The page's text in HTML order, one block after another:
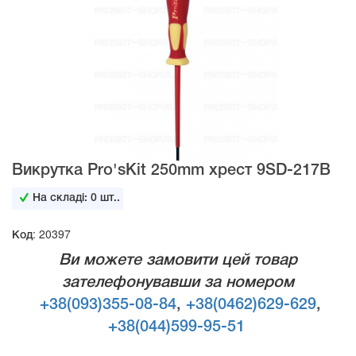
Викрутка Pro'sKit 250mm хрест 9SD-217В
На складі:0 шт..
Код: 20397
Ви можете замовити цей товар
зателефонувавши за номером
+38(093)355-08-84, +38(0462)629-629,
+38(044)599-95-51